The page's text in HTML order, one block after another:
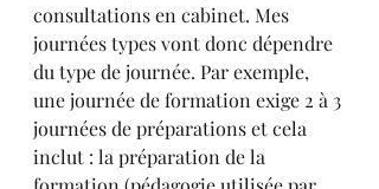
consultations en cabinet. Mes
journées types vont donc dépendre
du type de journée. Par exemple,
une journée de formation exige 2 à 3
journées de préparations et cela
inclut : la préparation de la